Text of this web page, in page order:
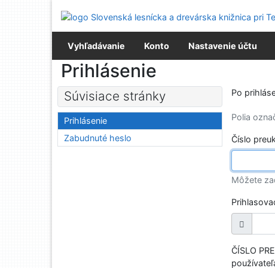
Prejsť na menu
Prehlásenie o webovej prístupnosti
Vyhľadávanie Konto Nastavenie účtu
Prihlásenie
Po
Polia
Číslo
Môžete
ČÍSLO
Súvisiace stránky
Prihlásenie
Zabudnuté heslo